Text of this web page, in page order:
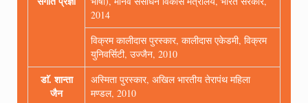
2014
विक्रम कालीदास पुरस्कार, कालीदास एकेडमी, विक्रम
युनिवर्सिटी, उज्जैन, 2010
डाॅ. शान्ता
जैन
अस्मिता पुरस्कार, अखिल भारतीय तेरापंथ महिला
मण्डल, 2010